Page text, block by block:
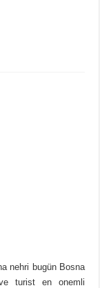
nehri bugün Bosna
turist en onemli